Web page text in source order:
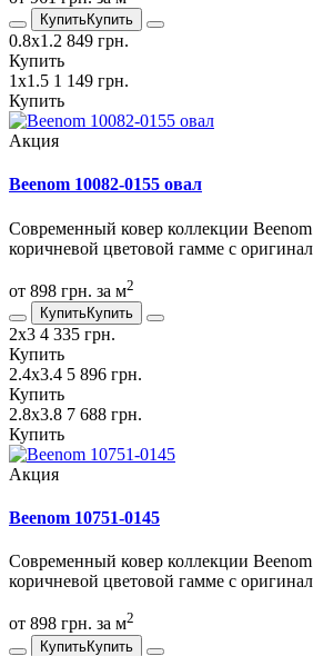
КупитьКупить
0.8х1.2 849 грн.
Купить
1х1.5 1 149 грн.
Купить
Акция
Beenom 10082-0155 овал
Современный ковер коллекции
коричневой цветовой гамме с
от 898 грн. за м2
КупитьКупить
2х3 4 335 грн.
Купить
2.4х3.4 5 896 грн.
Купить
2.8х3.8 7 688 грн.
Купить
Акция
Beenom 10751-0145
Современный ковер коллекции
коричневой цветовой гамме с
от 898 грн. за м2
КупитьКупить